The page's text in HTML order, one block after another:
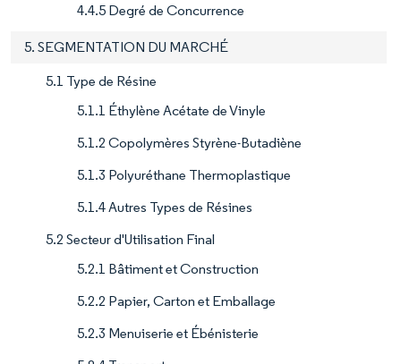
4.4.5 Degré de Concurrence
5. SEGMENTATION DU MARCHÉ
5.1 Type de Résine
5.1.1 Éthylène Acétate de Vinyle
5.1.2 Copolymères Styrène-Butadiène
5.1.3 Polyuréthane Thermoplastique
5.1.4 Autres Types de Résines
5.2 Secteur d'Utilisation Final
5.2.1 Bâtiment et Construction
5.2.2 Papier, Carton et Emballage
5.2.3 Menuiserie et Ébénisterie